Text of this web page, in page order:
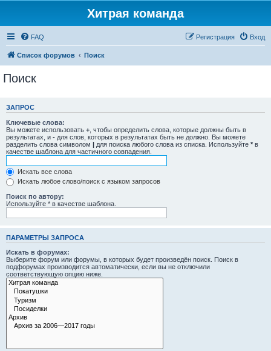
Хитрая команда
FAQ Вход
Регистрация
Список форумов Поиск
Поиск
ЗАПРОС
Ключевые слова:
Вы можете использовать + , чтобы определить слова, которые должны быть в
результатах, и - для слов, которых в результатах быть не должно. Вы можете
разделить слова символом | для поиска любого слова из списка. Используйте * в
качестве шаблона для частичного совпадения.
Искать все слова
Искать любое слово/поиск с языком запросов
Поиск по автору:
Используйте * в качестве шаблона.
ПАРАМЕТРЫ ЗАПРОСА
Искать в форумах:
Выберите форум или форумы, в которых будет произведён поиск. Поиск в
подфорумах производится автоматически, если вы не отключили
соответствующую опцию ниже.